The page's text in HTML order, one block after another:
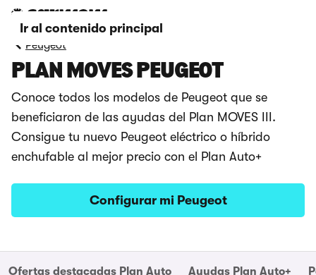
Ir al contenido principal
Peugeot
PLAN MOVES PEUGEOT
Conoce todos los modelos de Peugeot que se
beneficiaron de las ayudas del Plan MOVES III.
Consigue tu nuevo Peugeot eléctrico o híbrido
enchufable al mejor precio con el Plan Auto+
Configurar mi Peugeot
Ofertas destacadas Plan Auto Ayudas Plan Auto+